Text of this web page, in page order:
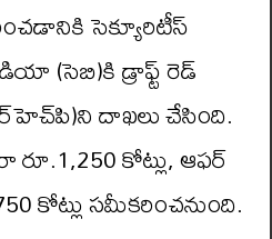
సెక్యూరిటీస్
(సెబి)కి డ్రాఫ్ట్ రెడ్
దాఖలు చేసింది.
కోట్లు, ఆఫర్
కోట్లు సమీకరించనుంది.